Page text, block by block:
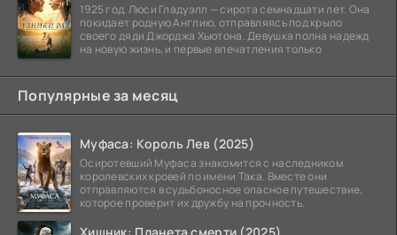
1925 год. Люси Гладуэлл — сирота семнадцати лет. Она
покидает родную Англию, отправляясь под крыло
своего дяди Джорджа Хьютона. Девушка полна надежд
на новую жизнь, и первые впечатления только
Популярные за месяц
Муфаса: Король Лев (2025)
Осиротевший Муфаса знакомится с наследником
королевских кровей по имени Така. Вместе они
отправляются в судьбоносное опасное путешествие,
которое проверит их дружбу на прочность.